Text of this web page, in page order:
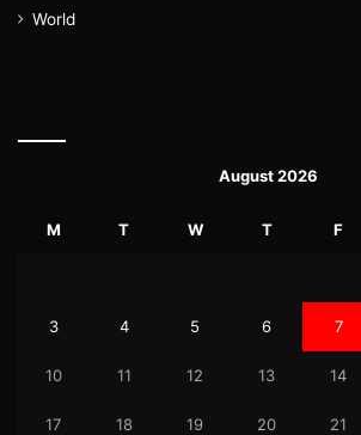
World
August 2026
M T W T F
3 4 5 6 7
10 11 12 13 14
17 18 19 20 21